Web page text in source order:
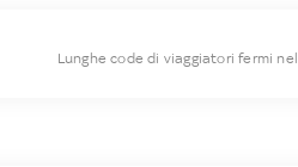
Lunghe code di viaggiatori fermi